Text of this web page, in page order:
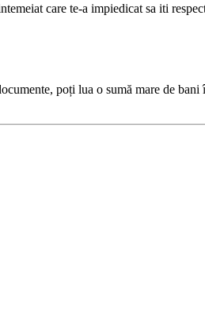
care te-a impiedicat sa iti
poți lua o sumă mare de